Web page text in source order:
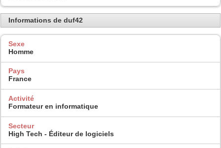
Informations de duf42
Sexe
Homme
Pays
France
Activité
Formateur en informatique
Secteur
High Tech - Éditeur de logiciels